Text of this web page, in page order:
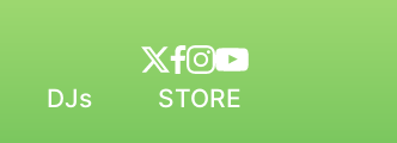
DJs STORE